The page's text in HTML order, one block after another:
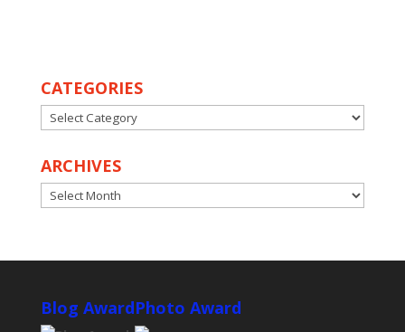
CATEGORIES
CATEGORIES
ARCHIVES
ARCHIVES
Blog AwardPhoto Award